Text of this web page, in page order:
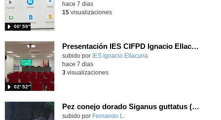
00′ 59″
hace 7 dias
15visualizaciones
Presentación IES CIFPD Ignacio Ellacuría
Contenido educativo.
subido por IES Ignacio Ellacuria
02′ 52″
hace 7 dias
3visualizaciones
Pez conejo dorado Siganus guttatus (Bloch, 1786)
Contenido educativo.
subido por Fernando L.